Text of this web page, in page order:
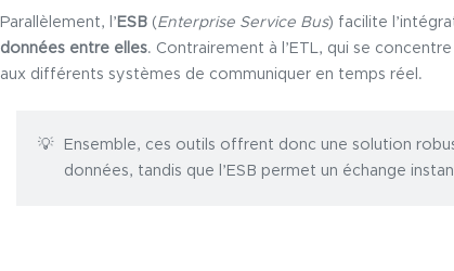
Parallèlement, l’ ESB(Enterprise Service Bus) facilite
données entre elles. Contrairement à l’ETL, qui se
aux différents systèmes de communiquer en temps réel.
Ensemble, ces outils offrent donc une solution
données, tandis que l’ESB permet un échange